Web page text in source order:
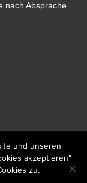
nach Absprache.
und unseren
akzeptieren"
zu.